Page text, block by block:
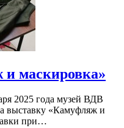
маскировка»
2025 года музей ВДВ
выставку «Камуфляж и
при…